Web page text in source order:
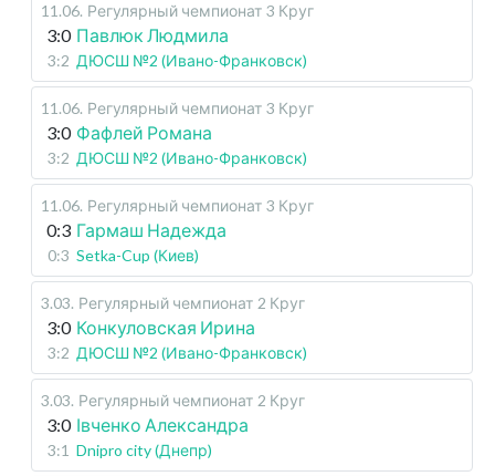
11.06. Регулярный чемпионат 3 Круг
3:0 Павлюк Людмила
3:2 ДЮСШ №2 (Ивано-Франковск)
11.06. Регулярный чемпионат 3 Круг
3:0 Фафлей Романа
3:2 ДЮСШ №2 (Ивано-Франковск)
11.06. Регулярный чемпионат 3 Круг
0:3 Гармаш Надежда
0:3 Setka-Cup (Киев)
3.03. Регулярный чемпионат 2 Круг
3:0 Конкуловская Ирина
3:2 ДЮСШ №2 (Ивано-Франковск)
3.03. Регулярный чемпионат 2 Круг
3:0 Івченко Александра
3:1 Dnipro city (Днепр)